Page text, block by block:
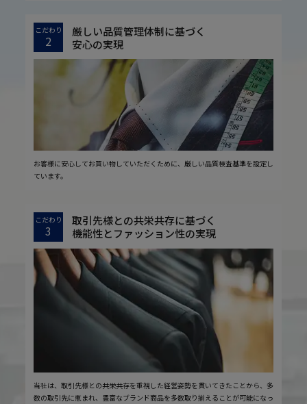
こだわり
2
厳しい品質管理体制に基づく
安心の実現
お客様に安心してお買い物していただくために、厳しい品質検査基準を設定し
ています。
こだわり
3
取引先様との共栄共存に基づく
機能性とファッション性の実現
当社は、取引先様との共栄共存を重視した経営姿勢を貫いてきたことから、多
数の取引先に恵まれ、豊富なブランド商品を多数取り揃えることが可能になっ